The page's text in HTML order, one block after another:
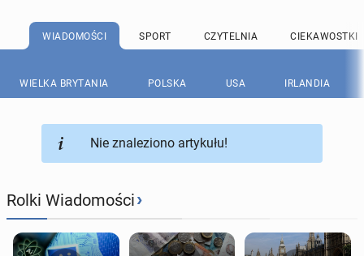
WIADOMOŚCI SPORT CZYTELNIA CIEKAWOSTKI
WIELKA BRYTANIA POLSKA USA IRLANDIA
Nie znaleziono artykułu!
Rolki Wiadomości›